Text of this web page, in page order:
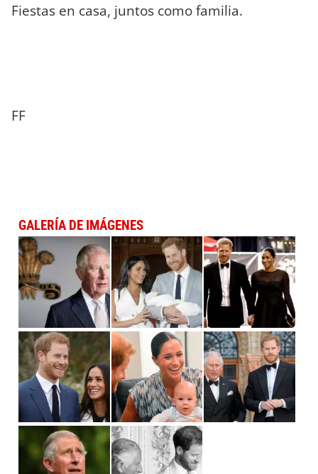
Fiestas en casa, juntos como familia.
FF
GALERÍA DE IMÁGENES